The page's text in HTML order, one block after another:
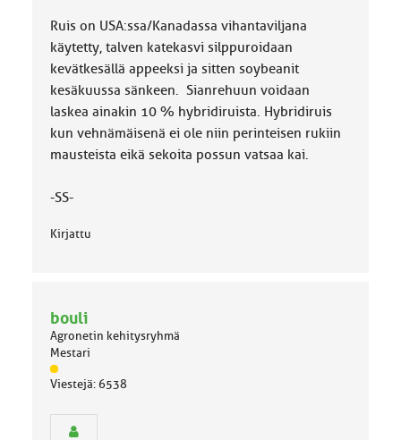
Ruis on USA:ssa/Kanadassa vihantaviljana
käytetty, talven katekasvi silppuroidaan
kevätkesällä appeeksi ja sitten soybeanit
kesäkuussa sänkeen. Sianrehuun voidaan
laskea ainakin 10 % hybridiruista. Hybridiruis
kun vehnämäisenä ei ole niin perinteisen rukiin
mausteista eikä sekoita possun vatsaa kai.
-SS-
Kirjattu
bouli
Agronetin kehitysryhmä
Mestari
J
ä
Viestejä: 6538